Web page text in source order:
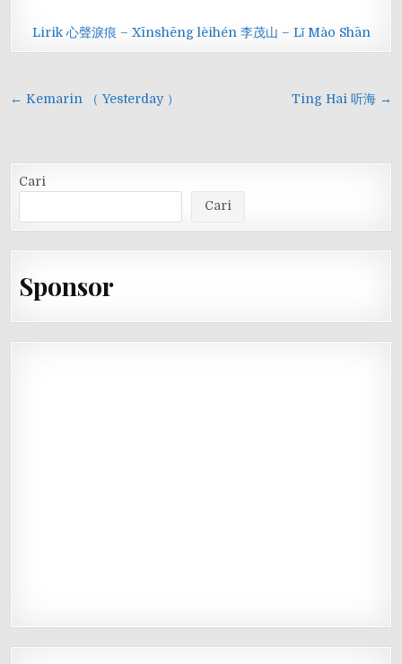
Lirik 心聲淚痕 – Xīnshēng lèihén 李茂山 – Lǐ Mào Shān
Navigasi
← Kemarin （ Yesterday ） Ting Hai 听海 →
Cari
Cari
Sponsor